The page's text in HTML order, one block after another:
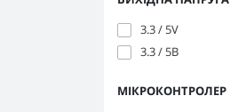
3.3 / 5V
3.3 / 5В
МІКРОКОНТРОЛЕР